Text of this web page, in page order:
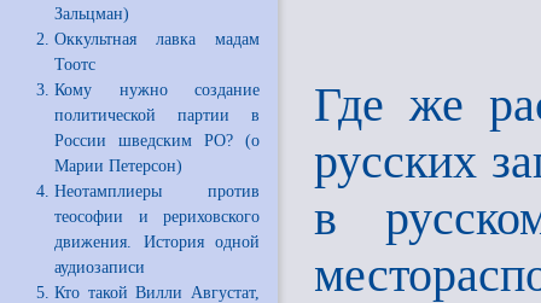
Зальцман)
Оккультная лавка мадам
Тоотс
Кому нужно создание
политической партии в
России шведским РО? (о
Марии Петерсон)
Неотамплиеры против
теософии и рериховского
движения. История одной
аудиозаписи
Кто такой Вилли Августат,
Где же
русских
в